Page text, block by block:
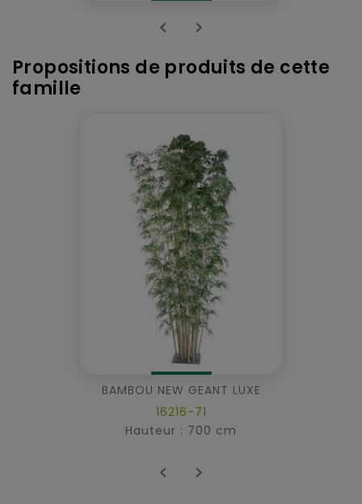
 
Propositions de produits de cette
famille
BAMBOU NEW GEANT LUXE
16216-71
Hauteur : 700 cm
 